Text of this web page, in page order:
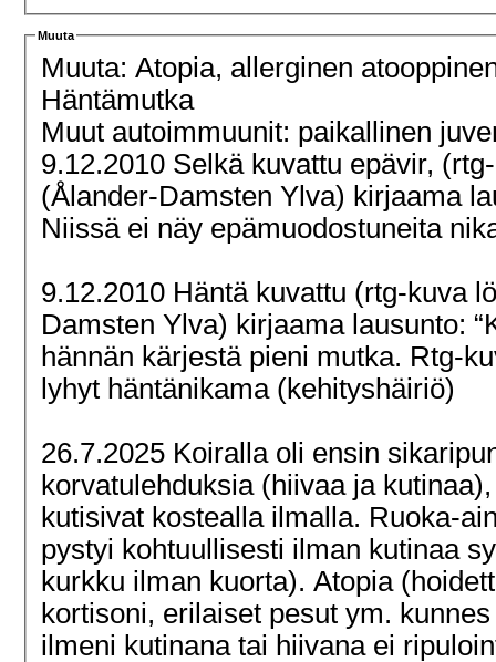
Muuta
Muuta: Atopia, allerginen
Häntämutka
Muut autoimmuunit: paikallinen
9.12.2010 Selkä kuvattu epävir,
(Ålander-Damsten Ylva) kirjaama
Niissä ei näy epämuodostuneita
9.12.2010 Häntä kuvattu (rtg-kuva
Damsten Ylva) kirjaama lausunto:
hännän kärjestä pieni mutka. Rtg-
lyhyt häntänikama (kehityshäiriö)
26.7.2025 Koiralla oli ensin
korvatulehduksia (hiivaa ja
kutisivat kostealla ilmalla. Ruoka-
pystyi kohtuullisesti ilman kutinaa
kurkku ilman kuorta). Atopia
kortisoni, erilaiset pesut ym.
ilmeni kutinana tai hiivana ei